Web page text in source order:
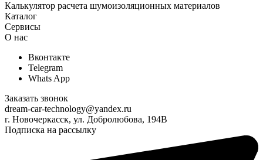
Калькулятор расчета шумоизоляционных материалов
Каталог
Сервисы
О нас
Вконтакте
Telegram
Whats App
Заказать звонок
dream-car-technology@yandex.ru
г. Новочеркасск, ул. Добролюбова, 194В
Подписка на рассылку